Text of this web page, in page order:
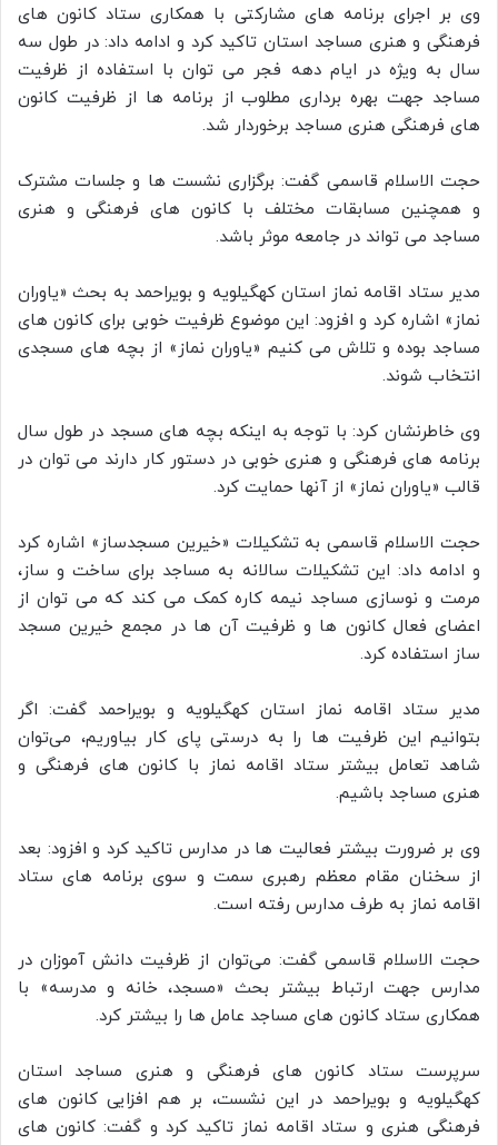
وی بر اجرای برنامه های مشارکتی با همکاری ستاد کانون های
فرهنگی و هنری مساجد استان تاکید کرد و ادامه داد: در طول سه
سال به ویژه در ایام دهه فجر می توان با استفاده از ظرفیت
مساجد جهت بهره برداری مطلوب از برنامه ها از ظرفیت کانون
های فرهنگی هنری مساجد برخوردار شد.
حجت الاسلام قاسمی گفت: برگزاری نشست ها و جلسات مشترک
و همچنین مسابقات مختلف با کانون های فرهنگی و هنری
مساجد می تواند در جامعه موثر باشد.
مدیر ستاد اقامه نماز استان کهگیلویه و بویراحمد به بحث «یاوران
نماز» اشاره کرد و افزود: این موضوع ظرفیت خوبی برای کانون های
مساجد بوده و تلاش می کنیم «یاوران نماز» از بچه های مسجدی
انتخاب شوند.
وی خاطرنشان کرد: با توجه به اینکه بچه های مسجد در طول سال
برنامه های فرهنگی و هنری خوبی در دستور کار دارند می توان در
قالب «یاوران نماز» از آنها حمایت کرد.
حجت الاسلام قاسمی به تشکیلات «خیرین مسجدساز» اشاره کرد
و ادامه داد: این تشکیلات سالانه به مساجد برای ساخت و ساز،
مرمت و نوسازی مساجد نیمه کاره کمک می کند که می توان از
اعضای فعال کانون ها و ظرفیت آن ها در مجمع خیرین مسجد
ساز استفاده کرد.
مدیر ستاد اقامه نماز استان کهگیلویه و بویراحمد گفت: اگر
بتوانیم این ظرفیت ها را به درستی پای کار بیاوریم، می‌توان
شاهد تعامل بیشتر ستاد اقامه نماز با کانون های فرهنگی و
هنری مساجد باشیم.
وی بر ضرورت بیشتر فعالیت ها در مدارس تاکید کرد و افزود: بعد
از سخنان مقام معظم رهبری سمت و سوی برنامه های ستاد
اقامه نماز به طرف مدارس رفته است.
حجت الاسلام قاسمی گفت: می‌توان از ظرفیت دانش آموزان در
مدارس جهت ارتباط بیشتر بحث «مسجد، خانه و مدرسه» با
همکاری ستاد کانون های مساجد عامل ها را بیشتر کرد.
سرپرست ستاد کانون های فرهنگی و هنری مساجد استان
کهگیلویه و بویراحمد در این نشست، بر هم افزایی کانون های
فرهنگی هنری و ستاد اقامه نماز تاکید کرد و گفت: کانون های